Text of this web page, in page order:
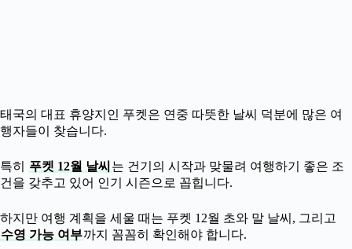
태국의 대표 휴양지인 푸켓은 연중 따뜻한 날씨 덕분에 많은 여
행자들이 찾습니다.
특히 푸켓 12월 날씨 는 건기의 시작과 맞물려 여행하기 좋은 조
건을 갖추고 있어 인기 시즌으로 꼽힙니다.
하지만 여행 계획을 세울 때는 푸켓 12월 초와 말 날씨, 그리고
수영 가능 여부까지 꼼꼼히 확인해야 합니다.